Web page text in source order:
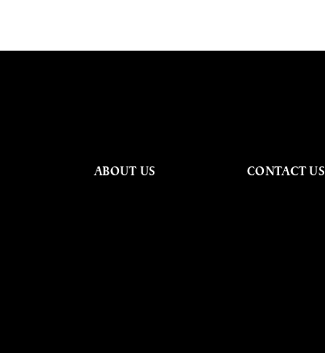
ABOUT US CONTACT US